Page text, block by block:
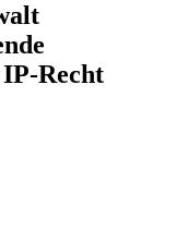
Recht